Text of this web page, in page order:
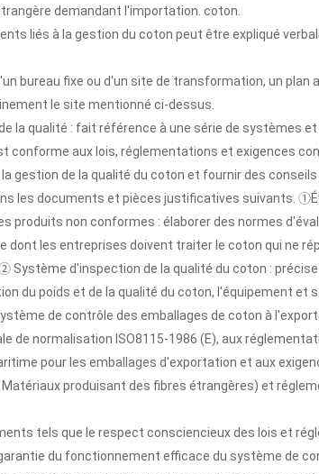
demandant l'importation. coton.
liés à la gestion du coton peut être expliqué
bureau fixe ou d'un site de transformation, un plan
le site mentionné ci-dessus.
la qualité : fait référence à une série de systèmes
conforme aux lois, réglementations et exigences
gestion de la qualité du coton et fournir des
les documents et pièces justificatives suivants.
produits non conformes : élaborer des normes
les entreprises doivent traiter le coton qui ne
d'inspection de la qualité du coton :
du poids et de la qualité du coton, l'équipement et
de contrôle des emballages de coton à
de normalisation ISO8115-1986 (E), aux
pour les emballages d'exportation et aux
produisant des fibres étrangères) et
tels que le respect consciencieux des lois et
du fonctionnement efficace du système de